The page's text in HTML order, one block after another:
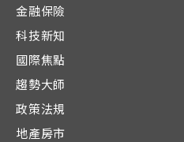
金融保險
科技新知
國際焦點
趨勢大師
政策法規
地產房市